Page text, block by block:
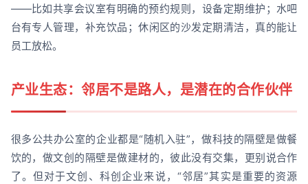
——比如共享会议室有明确的预约规则，设备定期维护；水吧
台有专人管理，补充饮品；休闲区的沙发定期清洁，真的能让
员工放松。
产业生态：邻居不是路人，是潜在的合作伙伴
很多公共办公室的企业都是“随机入驻”，做科技的隔壁是做餐
饮的，做文创的隔壁是做建材的，彼此没有交集，更别说合作
了。但对于文创、科创企业来说，“邻居”其实是重要的资源